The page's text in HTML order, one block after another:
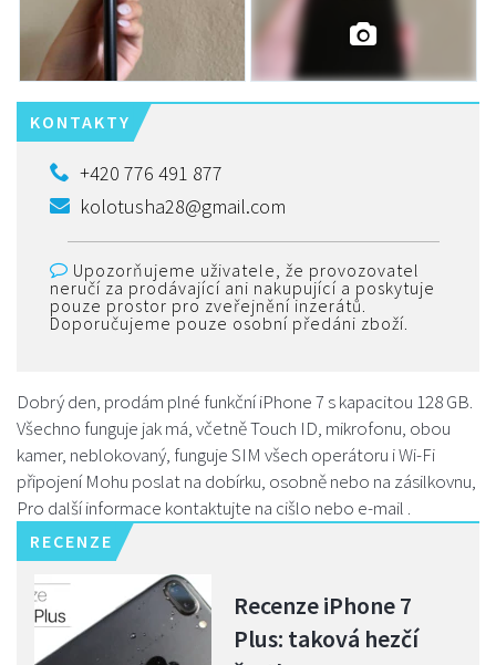
KONTAKTY
+420 776 491 877
kolotusha28@gmail.com
Upozorňujeme uživatele, že provozovatel
neručí za prodávající ani nakupující a poskytuje
pouze prostor pro zveřejnění inzerátů.
Doporučujeme pouze osobní předáni zboží.
Dobrý den, prodám plné funkční iPhone 7 s kapacitou 128 GB.
Všechno funguje jak má, včetně Touch ID, mikrofonu, obou
kamer, neblokovaný, funguje SIM všech operátoru i Wi-Fi
připojení Mohu poslat na dobírku, osobně nebo na zásilkovnu,
Pro další informace kontaktujte na cišlo nebo e-mail .
RECENZE
Recenze iPhone 7
Plus: taková hezčí